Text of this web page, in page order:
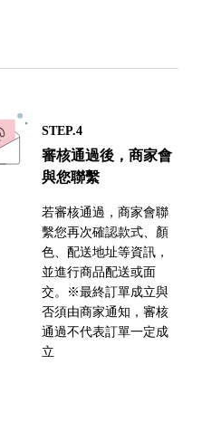
STEP.4
審核通過後，商家會
與您聯繫
若審核通過，商家會聯
繫您再次確認款式、顏
色、配送地址等資訊，
並進行商品配送或面
交。※最終訂單成立與
否須由商家通知，審核
通過不代表訂單一定成
立